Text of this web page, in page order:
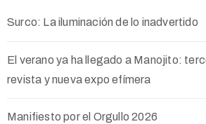
Surco: La iluminación de lo inadvertido
El verano ya ha llegado a Manojito:
revista y nueva expo efímera
Manifiesto por el Orgullo 2026